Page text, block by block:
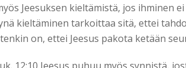
Jeesuksen kieltämistä, jos ihminen
kieltäminen tarkoittaa sitä, ettei
on, ettei Jeesus pakota ketään